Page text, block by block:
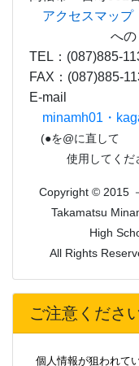
アクセスマップ
へのリ
TEL：(087)885-
FAX：(087)885-
E-mail
minamh01・
(●を@に直して
使用してくだ
Copyright © 2015
Takamatsu
High
All Rights
ご注意くださ
個人情報が狙われて